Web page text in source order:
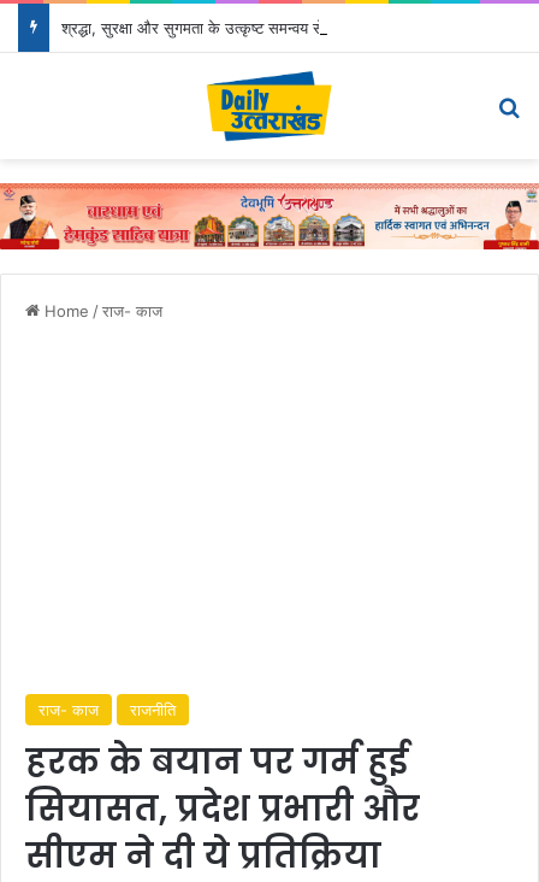
Home /राज- काज
राज- काज राजनीति
हरक के बयान पर गर्म हुई
सियासत, प्रदेश प्रभारी और
सीएम ने दी ये प्रतिक्रिया